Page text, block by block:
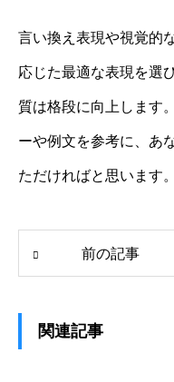
言い換え表現や視覚的
応じた最適な表現を選
質は格段に向上します
ーや例文を参考に、あ
ただければと思います。
前の記事
関連記事